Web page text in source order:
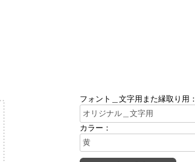
フォント＿文字用また縁取り用：
カラー：